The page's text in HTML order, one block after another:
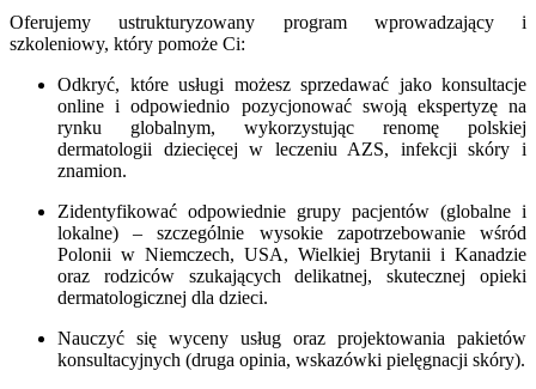
Oferujemy ustrukturyzowany program wprowadzający i
szkoleniowy, który pomoże Ci:
Odkryć, które usługi możesz sprzedawać jako konsultacje
online i odpowiednio pozycjonować swoją ekspertyzę na
rynku globalnym, wykorzystując renomę polskiej
dermatologii dziecięcej w leczeniu AZS, infekcji skóry i
znamion.
Zidentyfikować odpowiednie grupy pacjentów (globalne i
lokalne) – szczególnie wysokie zapotrzebowanie wśród
Polonii w Niemczech, USA, Wielkiej Brytanii i Kanadzie
oraz rodziców szukających delikatnej, skutecznej opieki
dermatologicznej dla dzieci.
Nauczyć się wyceny usług oraz projektowania pakietów
konsultacyjnych (druga opinia, wskazówki pielęgnacji skóry).